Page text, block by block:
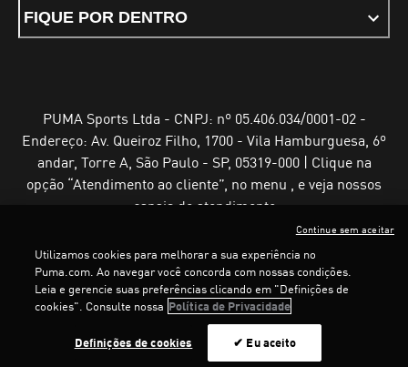
FIQUE POR DENTRO
PUMA Sports Ltda - CNPJ: nº 05.406.034/0001-02 -
Endereço: Av. Queiroz Filho, 1700 - Vila Hamburguesa, 6º
andar, Torre A, São Paulo - SP, 05319-000 | Clique na
opção “Atendimento ao cliente”, no menu , e veja nossos
canais de atendimento
Termos e Condições de UsoPolítica de Privacidade
Configurador de cookies
PUMA, 2025. Todos os direitos reservados
Utilizamos cookies para melhorar a sua experiência no
Puma.com. Ao navegar você concorda com nossas condições.
Leia e gerencie suas preferências clicando em "Definições de
cookies". Consulte nossa Política de Privacidade
Definições de cookies ✔ Eu aceito
Continue sem aceitar